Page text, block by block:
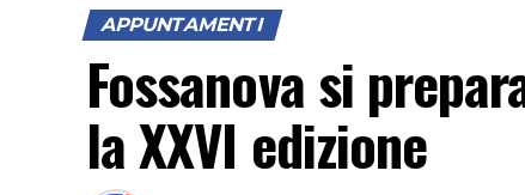
APPUNTAMENTI
Fossanova si
la XXVI edizione